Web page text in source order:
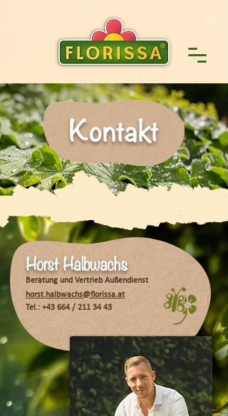
Kontakt
Horst Halbwachs
Beratung und Vertrieb Außendienst
horst.halbwachs@florissa.at
Tel.: +43 664 / 211 34 43